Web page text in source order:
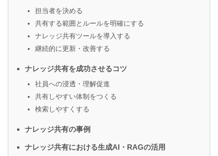
担当者を決める
共有する範囲とルールを明確にする
ナレッジ共有ツールを導入する
継続的に更新・改善する
ナレッジ共有を成功させるコツ
社員への浸透・理解促進
共有しやすい体制をつくる
検索しやすくする
ナレッジ共有の事例
ナレッジ共有における生成AI・RAGの活用